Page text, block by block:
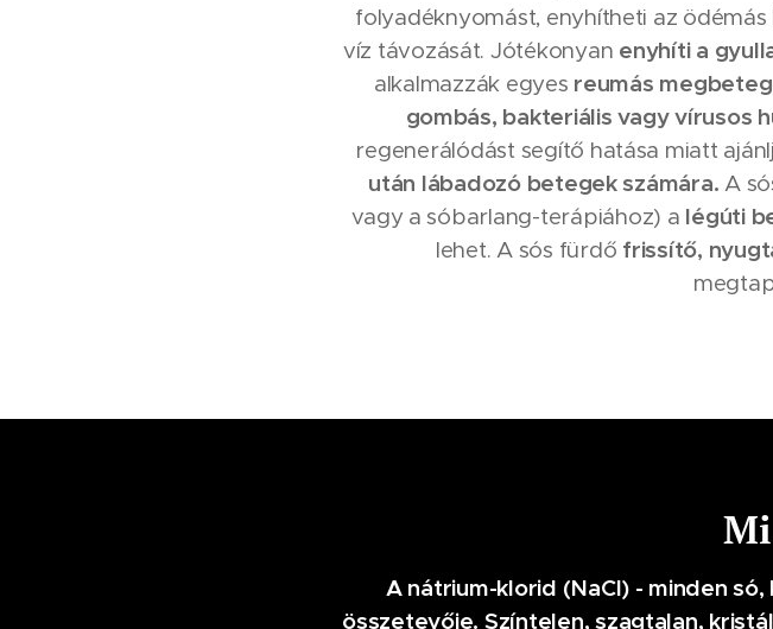
folyadéknyomást, enyhítheti az
víz távozását. Jótékonyan enyhíti a
alkalmazzák egyes reumás
gombás, bakteriális vagy vírusos
regenerálódást segítő hatása miatt
után lábadozó betegek számára.A
vagy a sóbarlang-terápiához) a légúti
lehet. A sós fürdő frissítő,
A nátrium-klorid (NaCl) - minden
összetevője. Színtelen, szagtalan,